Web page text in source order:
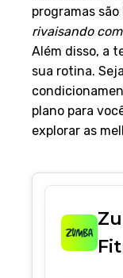
programas
rivaisando
Além disso, a
sua rotina.
plano para
explorar as